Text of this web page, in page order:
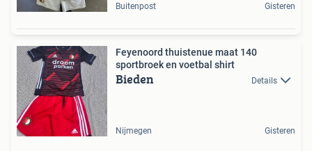
Buitenpost Gisteren
Feyenoord thuistenue maat 140
sportbroek en voetbal shirt
Bieden Details
Nijmegen Gisteren